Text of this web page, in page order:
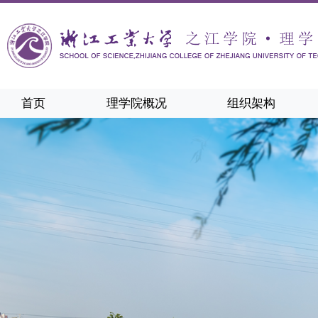
首页 理学院概况 组织架构